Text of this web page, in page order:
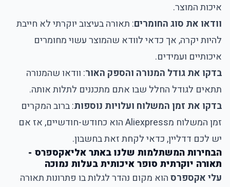
איכות המוצר.
וודאו את סוג החומרים: תאורה בעיצוב יוקרתי לא חייבת
להיות יקרה, אך כדאי לוודא שהמוצר עשוי מחומרים
איכותיים ועמידים.
בדקו את גודל המנורה והספק האור: וודאו שהמנורה
תתאים לגודל החלל שבו אתם מתכננים לתלות אותה.
בדקו את זמן המשלוח ועלויות נוספות: ברוב המקרים
זמן המשלוח מAliexpress הוא כחודש-חודשיים, אז אם
יש לכם דדליין, כדאי לקחת זאת בחשבון.
הבחירות המשתלמות שלנו באתר אליאקספרס -
תאורה יוקרתית סופר איכותית בעלות נמוכה
עלי אקספרסהוא מקום נהדר לגלות בו פתרונות תאורה